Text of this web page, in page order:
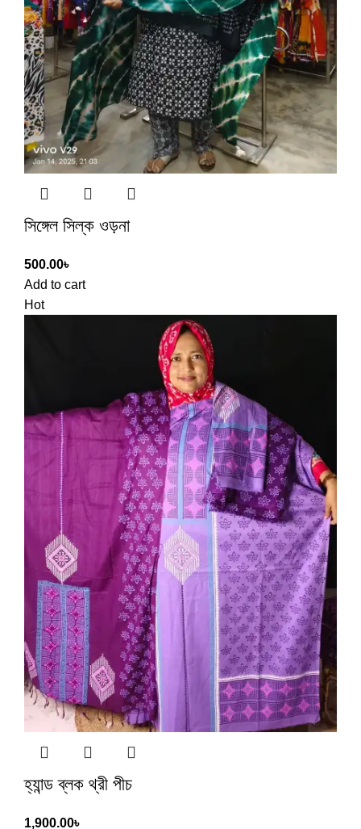
সিঙ্গেল সিল্ক ওড়না
500.00৳
Add to cart
Hot
হ্যান্ড ব্লক থ্রী পীচ
1,900.00৳